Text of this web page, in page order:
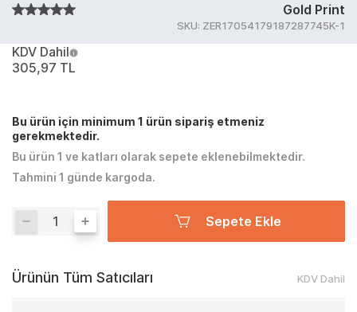
Gold Print
SKU: ZER17054179187287745K-1
KDV Dahil
305,97 TL
Bu ürün için minimum 1 ürün sipariş etmeniz
gerekmektedir.
Bu ürün 1 ve katları olarak sepete eklenebilmektedir.
Tahmini 1 günde kargoda.
Sepete Ekle
Ürünün Tüm Satıcıları KDV Dahil